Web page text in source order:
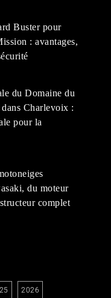
Buster pour
: avantages,
du Domaine du
Charlevoix :
pour la
du moteur
complet
2026